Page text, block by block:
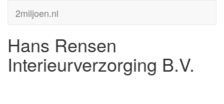
2miljoen.nl
Hans Rensen
Interieurverzorging B.V.